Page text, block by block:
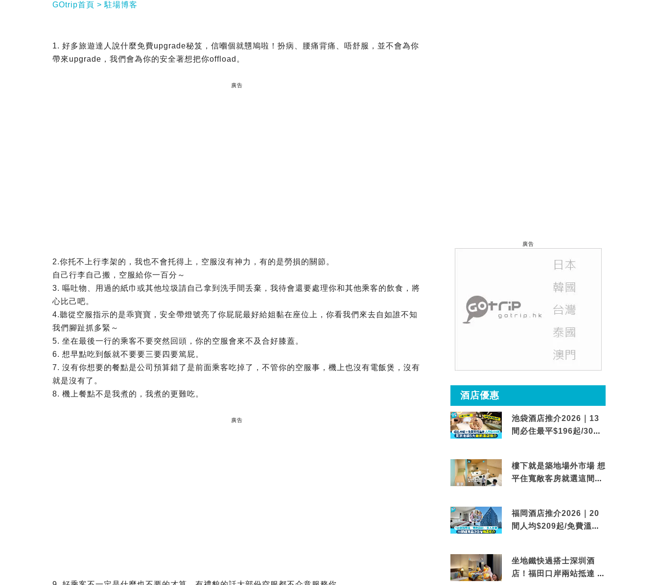
GOtrip首頁 駐場博客
1. 好多旅遊達人說什麼免費upgrade秘笈，信嗰個就戇鳩啦！扮病、腰痛背痛、唔舒服，並不會為你
帶來upgrade，我們會為你的安全著想把你offload。
廣告
2.你托不上行李架的，我也不會托得上，空服沒有神力，有的是勞損的關節。
自己行李自己搬，空服給你一百分～
3. 嘔吐物、用過的紙巾或其他垃圾請自己拿到洗手間丢棄，我待會還要處理你和其他乘客的飲食，將
心比己吧。
4.聽從空服指示的是乖寶寶，安全帶燈號亮了你屁屁最好給姐黏在座位上，你看我們來去自如誰不知
我們腳趾抓多緊～
5. 坐在最後一行的乘客不要突然回頭，你的空服會來不及合好膝蓋。
6. 想早點吃到飯就不要要三要四要篤屁。
7. 沒有你想要的餐點是公司預算錯了是前面乘客吃掉了，不管你的空服事，機上也沒有電飯煲，沒有
就是沒有了。
8. 機上餐點不是我煮的，我煮的更難吃。
廣告
廣告
酒店優惠
池袋酒店推介2026｜13
間必住最平$196起/30秒
樓下就是築地場外市場 想
平住寬敞客房就選這間東
福岡酒店推介2026｜20
間人均$209起/免費溫泉/
坐地鐵快過搭士深圳酒
店！福田口岸兩站抵達 還